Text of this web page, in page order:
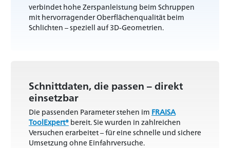
verbindet hohe Zerspanleistung beim Schruppen
mit hervorragender Oberflächenqualität beim
Schlichten – speziell auf 3D-Geometrien.
Schnittdaten, die passen – direkt
einsetzbar
Die passenden Parameter stehen im FRAISA
ToolExpert® bereit. Sie wurden in zahlreichen
Versuchen erarbeitet – für eine schnelle und sichere
Umsetzung ohne Einfahrversuche.